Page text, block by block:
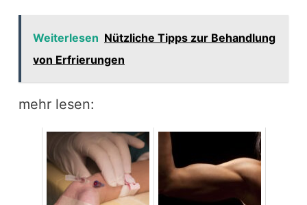
Weiterlesen Nützliche Tipps zur Behandlung
von Erfrierungen
mehr lesen: